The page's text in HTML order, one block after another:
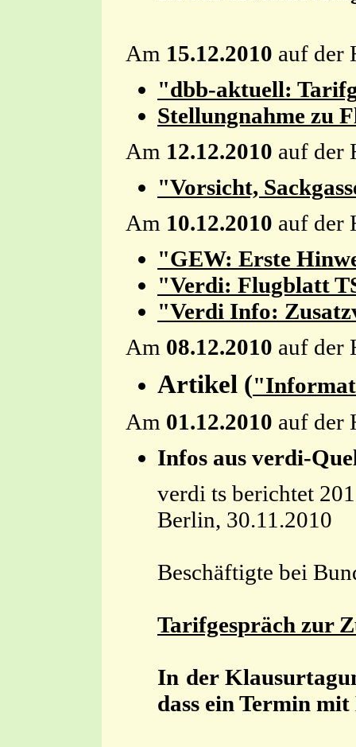
Am 15.12.2010 auf der
"dbb-aktuell:
Stellungnahme zu
Am 12.12.2010 auf der
"Vorsicht,
Am 10.12.2010 auf der
"GEW: Erste
"Verdi: Flugblatt
"Verdi Info:
Am 08.12.2010 auf der
Artikel (
Am 01.12.2010 auf der
Infos aus verdi-
verdi ts berichtet
Berlin, 30.11.2010
Beschäftigte bei
Tarifgespräch zur
In der
dass ein Termin